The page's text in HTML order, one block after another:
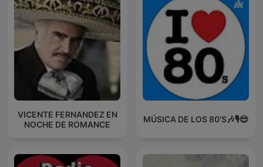
VICENTE FERNANDEZ EN
NOCHE DE ROMANCE
MÚSICA DE LOS 80'S🎶🎙️😎